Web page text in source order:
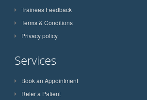
Trainees Feedback
Terms & Conditions
Privacy policy
Services
Book an Appointment
Refer a Patient